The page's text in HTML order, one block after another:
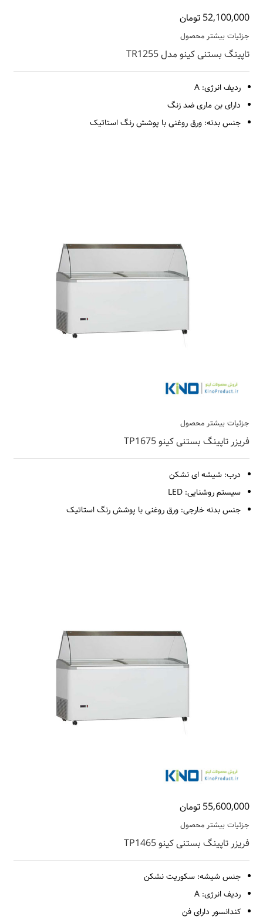
52,100,000 تومان
جزئیات بیشتر محصول
تاپینگ بستنی کینو مدل TR1255
ردیف انرژی: A
دارای بن ماری ضد زنگ
جنس بدنه: ورق روغنی با پوشش رنگ استاتیک
جزئیات بیشتر محصول
فریزر تاپینگ بستنی کینو TP1675
درب: شیشه ای نشکن
سیستم روشنایی: LED
جنس بدنه خارجی: ورق روغنی با پوشش رنگ استاتیک
55,600,000 تومان
جزئیات بیشتر محصول
فریزر تاپینگ بستنی کینو TP1465
جنس شیشه: سکوریت نشکن
ردیف انرژی: A
کندانسور دارای فن